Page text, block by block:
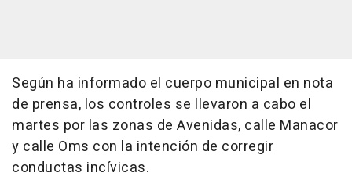
Según ha informado el cuerpo municipal en nota
de prensa, los controles se llevaron a cabo el
martes por las zonas de Avenidas, calle Manacor
y calle Oms con la intención de corregir
conductas incívicas.